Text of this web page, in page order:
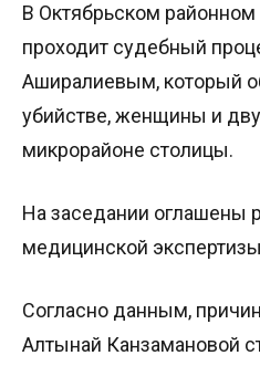
В Октябрьском
проходит судебный
Аширалиевым, который
убийстве, женщины и
микрорайоне столицы.
На заседании оглашены
медицинской
Согласно данным,
Алтынай Канзамановой